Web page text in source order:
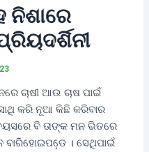
ନିଶାରେ
ଚାଷୀ ଆଉ ଚାଷ ପାଇଁ
କରି ନୂଆ କିଛି କରିବାର
ବି ତାଙ୍କ ମନ ଭିତରେ
। ସେଥିପାଇଁ